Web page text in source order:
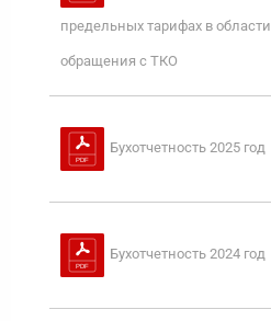
предельных тарифах в области
обращения с ТКО
Бухотчетность 2025 год
Бухотчетность 2024 год